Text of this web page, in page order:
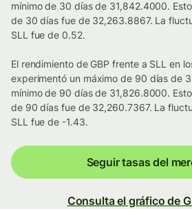
mínimo de 30 días de 31,842.4000.
de 30 días fue de 32,263.8867. La
SLL fue de 0.52.
El rendimiento de GBP frente a SLL en
experimentó un máximo de 90 días de
mínimo de 90 días de 31,826.8000.
de 90 días fue de 32,260.7367. La
SLL fue de -1.43.
Seguir tasas del
Consulta el gráfico de